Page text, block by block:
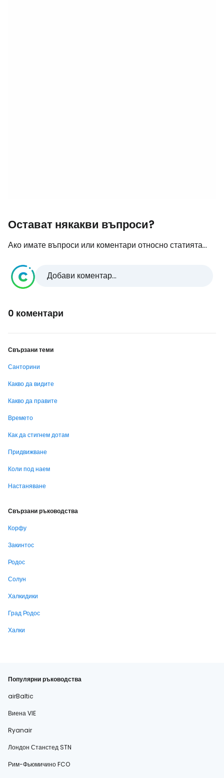
Остават някакви въпроси?
Ако имате въпроси или коментари относно статията...
Добави коментар...
0 коментари
Свързани теми
Санторини
Какво да видите
Какво да правите
Времето
Как да стигнем дотам
Придвижване
Коли под наем
Настаняване
Свързани ръководства
Корфу
Закинтос
Родос
Солун
Халкидики
Град Родос
Халки
Популярни ръководства
airBaltic
Виена VIE
Ryanair
Лондон Станстед STN
Рим-Фьюмичино FCO